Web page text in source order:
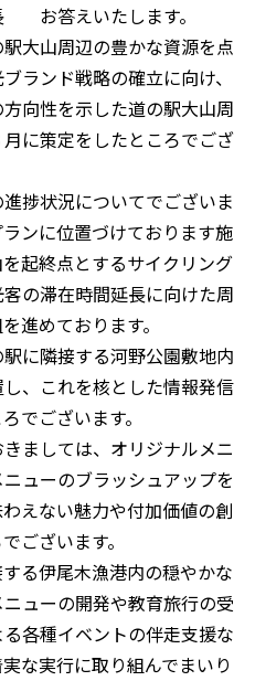
お答えいたします。
大山周辺の豊かな資源を点
ランド戦略の確立に向け、
向性を示した道の駅大山周
に策定をしたところでござ
捗状況についてでございま
ンに位置づけております施
起終点とするサイクリング
の滞在時間延長に向けた周
進めております。
に隣接する河野公園敷地内
、これを核とした情報発信
でございます。
ましては、オリジナルメニ
ューのブラッシュアップを
えない魅力や付加価値の創
ございます。
る伊尾木漁港内の穏やかな
ューの開発や教育旅行の受
各種イベントの伴走支援な
な実行に取り組んでまいり